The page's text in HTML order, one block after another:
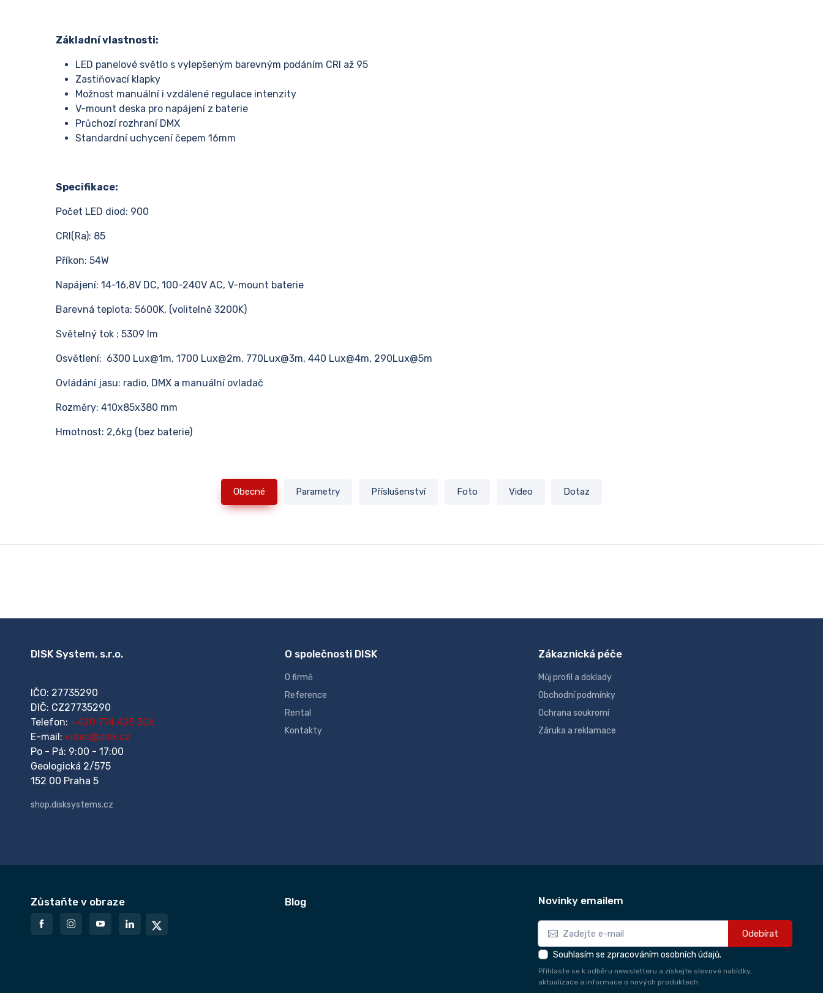
Základní vlastnosti:
LED panelové světlo s vylepšeným barevným podáním CRI až 95
Zastiňovací klapky
Možnost manuální i vzdálené regulace intenzity
V-mount deska pro napájení z baterie
Průchozí rozhraní DMX
Standardní uchycení čepem 16mm
Specifikace:
Počet LED diod: 900
CRI(Ra): 85
Příkon: 54W
Napájení: 14-16,8V DC, 100-240V AC, V-mount baterie
Barevná teplota: 5600K, (volitelně 3200K)
Světelný tok : 5309 lm
Osvětlení: 6300 Lux@1m, 1700 Lux@2m, 770Lux@3m, 440 Lux@4m, 290Lux@5m
Ovládání jasu: radio, DMX a manuální ovladač
Rozměry: 410x85x380 mm
Hmotnost: 2,6kg (bez baterie)
Obecné Parametry Příslušenství Foto Video Dotaz
DISK System, s.r.o.
IČO: 27735290
DIČ: CZ27735290
Telefon: +420 774 425 306
E-mail: video@disk.cz
Po - Pá: 9:00 - 17:00
Geologická 2/575
152 00 Praha 5
shop.disksystems.cz
O společnosti DISK
O firmě
Reference
Rental
Kontakty
Zákaznická péče
Můj profil a doklady
Obchodní podmínky
Ochrana soukromí
Záruka a reklamace
Zůstaňte v obraze Blog Novinky emailem
Odebírat
Souhlasím se zpracováním osobních údajů.
Přihlaste se k odběru newsletteru a získejte slevové nabídky,
aktualizace a informace o nových produktech.